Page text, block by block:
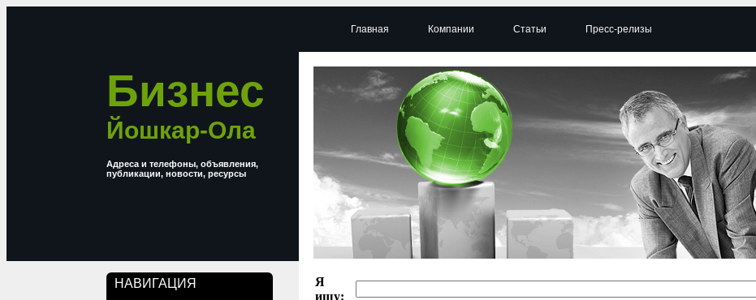
Бизнес
Йошкар-Ола
Адреса и телефоны, объявления,
публикации, новости, ресурсы
НАВИГАЦИЯ
Главная Компании Статьи Пресс-релизы
Я
ищу: